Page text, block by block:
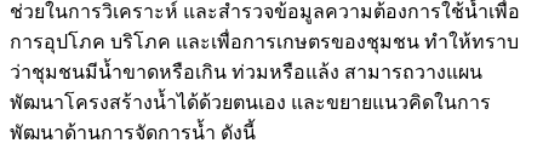
ช่วยในการวิเคราะห์ และสำรวจข้อมูลความต้องการใช้น้ำเพื่อ
การอุปโภค บริโภค และเพื่อการเกษตรของชุมชน ทำให้ทราบ
ว่าชุมชนมีน้ำขาดหรือเกิน ท่วมหรือแล้ง สามารถวางแผน
พัฒนาโครงสร้างน้ำได้ด้วยตนเอง และขยายแนวคิดในการ
พัฒนาด้านการจัดการน้ำ ดังนี้